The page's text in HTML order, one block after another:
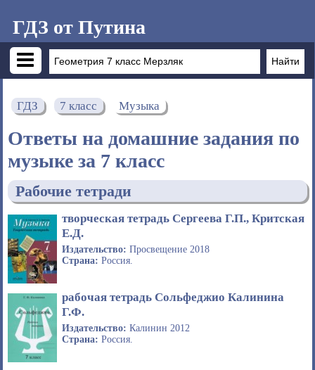
ГДЗ от Путина
ГДЗ 7 класс Музыка
Ответы на домашние задания по
музыке за 7 класс
Рабочие тетради
творческая тетрадь Сергеева Г.П., Критская
Е.Д.
Издательство: Просвещение 2018
Страна: Россия.
рабочая тетрадь Сольфеджио Калинина
Г.Ф.
Издательство: Калинин 2012
Страна: Россия.